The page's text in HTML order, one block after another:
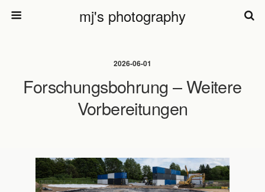
mj's photography
2026-06-01
Forschungsbohrung – Weitere
Vorbereitungen